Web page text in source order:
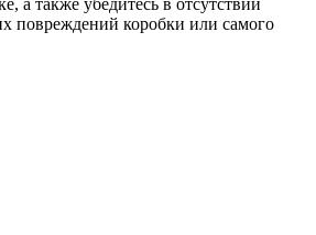
повреждений коробки или самого